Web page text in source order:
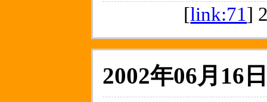
[link:71]
2002年06月16